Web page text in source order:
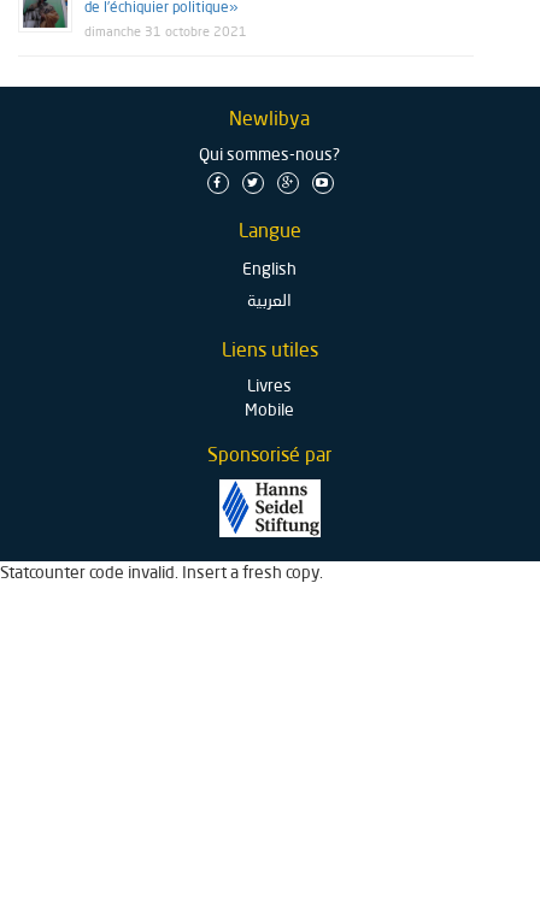
de l’échiquier politique»
dimanche 31 octobre 2021
Newlibya
Qui sommes-nous?
Langue
English
العربية
Liens utiles
Livres
Mobile
Sponsorisé par
Statcounter code invalid. Insert a fresh copy.